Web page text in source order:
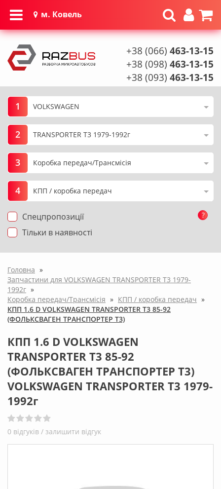
м. Ковель
+38 (066) 463-13-15
+38 (098) 463-13-15
+38 (093) 463-13-15
1
2
3
4
Спецпропозиції
Тільки в наявності
?
Головна »
Запчастини для VOLKSWAGEN TRANSPORTER T3 1979-
1992г »
Коробка передач/Трансмісія » КПП / коробка передач »
КПП 1.6 D VOLKSWAGEN TRANSPORTER T3 85-92
(ФОЛЬКСВАГЕН ТРАНСПОРТЕР Т3)
КПП 1.6 D VOLKSWAGEN
TRANSPORTER T3 85-92
(ФОЛЬКСВАГЕН ТРАНСПОРТЕР Т3)
VOLKSWAGEN TRANSPORTER T3 1979-
1992г
0 відгуків / залишити відгук